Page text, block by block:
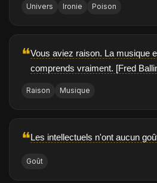
Univers Ironie Poison
❝Vous aviez raison. La musique
comprends vraiment. [Fred
Raison Musique
❝Les intellectuels n'ont aucun
Goût